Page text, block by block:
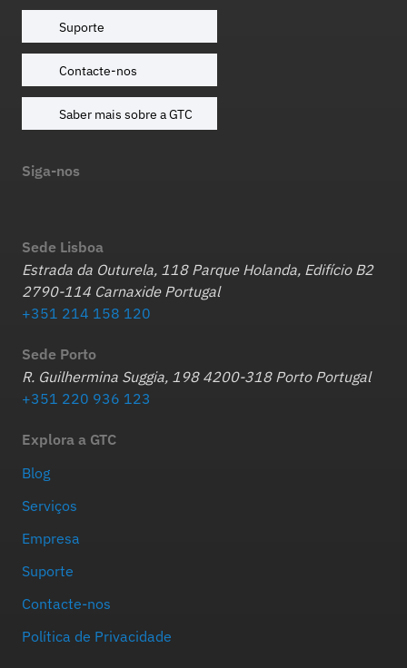
Suporte
Contacte-nos
Saber mais sobre a GTC
Siga-nos
Sede Lisboa
Estrada da Outurela, 118 Parque Holanda, Edifício B2
2790-114 Carnaxide Portugal
+351 214 158 120
Sede Porto
R. Guilhermina Suggia, 198 4200-318 Porto Portugal
+351 220 936 123
Explora a GTC
Blog
Serviços
Empresa
Suporte
Contacte-nos
Política de Privacidade